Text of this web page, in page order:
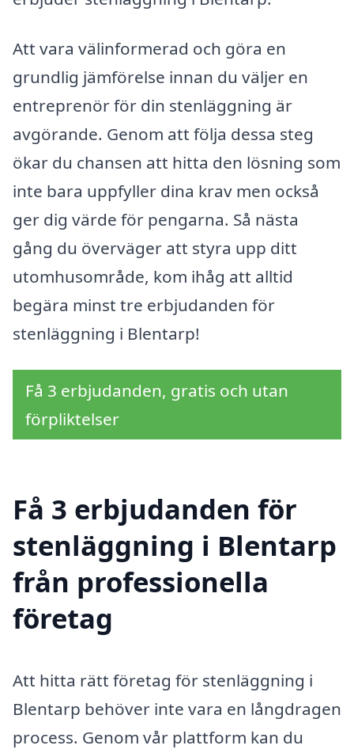
Att vara välinformerad och göra en
grundlig jämförelse innan du väljer en
entreprenör för din stenläggning är
avgörande. Genom att följa dessa steg
ökar du chansen att hitta den lösning som
inte bara uppfyller dina krav men också
ger dig värde för pengarna. Så nästa
gång du överväger att styra upp ditt
utomhusområde, kom ihåg att alltid
begära minst tre erbjudanden för
stenläggning i Blentarp!
Få 3 erbjudanden, gratis och utan
förpliktelser
Få 3 erbjudanden för
stenläggning i Blentarp
från professionella
företag
Att hitta rätt företag för stenläggning i
Blentarp behöver inte vara en långdragen
process. Genom vår plattform kan du